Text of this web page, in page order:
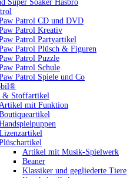
Super Soaker Hasbro
Patrol CD und DVD
Patrol Kreativ
Patrol Partyartikel
Patrol Plüsch & Figuren
Patrol Puzzle
Patrol Schule
Patrol Spiele und Co
& Stoffartikel
Artikel mit Funktion
Artikel mit Musik-Spielwerk
Beaner
Klassiker und gegliederte Tiere